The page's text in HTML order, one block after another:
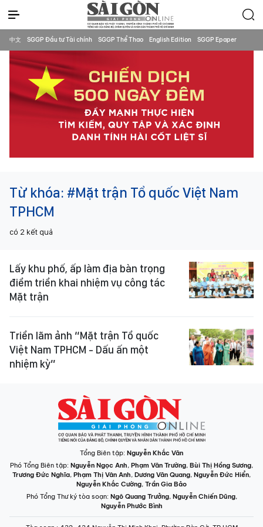
中文 SGGP Đầu tư Tài chính SGGP Thể Thao English Edition SGGP Epaper
Từ khóa: #Mặt trận Tổ quốc Việt Nam
TPHCM
có 2 kết quả
Lấy khu phố, ấp làm địa bàn trọng
điểm triển khai nhiệm vụ công tác
Mặt trận
Triển lãm ảnh “Mặt trận Tổ quốc
Việt Nam TPHCM - Dấu ấn một
nhiệm kỳ”
Tổng Biên tập: Nguyễn Khắc Văn
Phó Tổng Biên tập: Nguyễn Ngọc Anh, Phạm Văn Trường, Bùi Thị Hồng Sương,
Trương Đức Nghĩa, Phạm Thị Vân Anh, Dương Văn Quang, Nguyễn Đức Hiển,
Nguyễn Khắc Cường, Trần Gia Bảo
Phó Tổng Thư ký tòa soạn: Ngô Quang Trưởng, Nguyễn Chiến Dũng,
Nguyễn Phước Bình